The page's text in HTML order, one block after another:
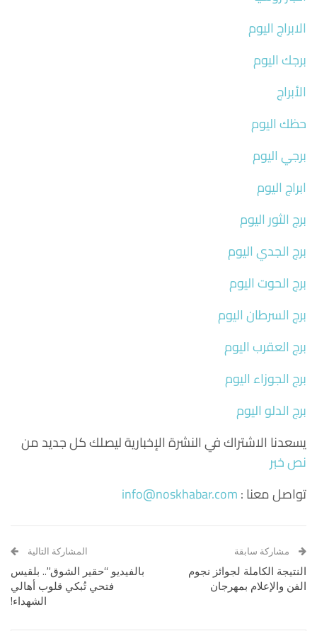
الابراج اليوم
برجك اليوم
الأبراج
حظك اليوم
برجي اليوم
ابراج اليوم
برج الثور اليوم
برج الجدي اليوم
برج الحوت اليوم
برج السرطان اليوم
برج العقرب اليوم
برج الجوزاء اليوم
برج الدلو اليوم
يسعدنا الاشتراك في النشرة الإخبارية ليصلك كل جديد من
نص خبر
تواصل معنا :info@noskhabar.com
مشاركة سابقة
النتيجة الكاملة لجوائز نجوم
الفن والإعلام بمهرجان
المشاركة التالية
بالفيديو “حقير الشوق”.. بلقيس
فتحي تُبكي قلوب أهالي
الشهداء!